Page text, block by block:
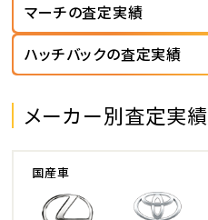
マーチの査定実績
ハッチバックの査定実績
メーカー別査定実績
国産車